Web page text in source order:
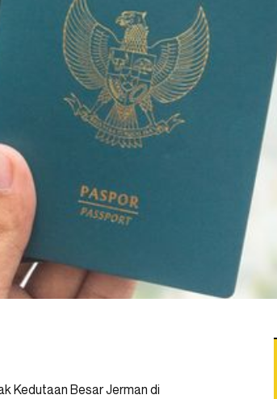
Kedutaan Besar Jerman di